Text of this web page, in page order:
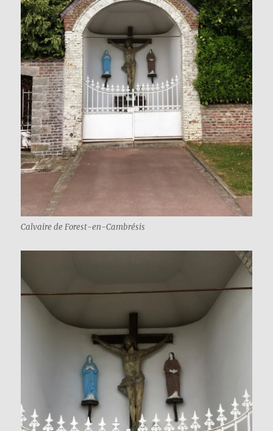
Calvaire de Forest-en-Cambrésis